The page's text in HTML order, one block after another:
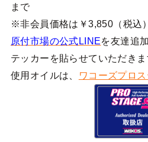
まで
※非会員価格は￥3,850（税込）
原付市場の公式LINEを友達追
テッカーを貼らせていただきま
使用オイルは、
ワコーズプロ